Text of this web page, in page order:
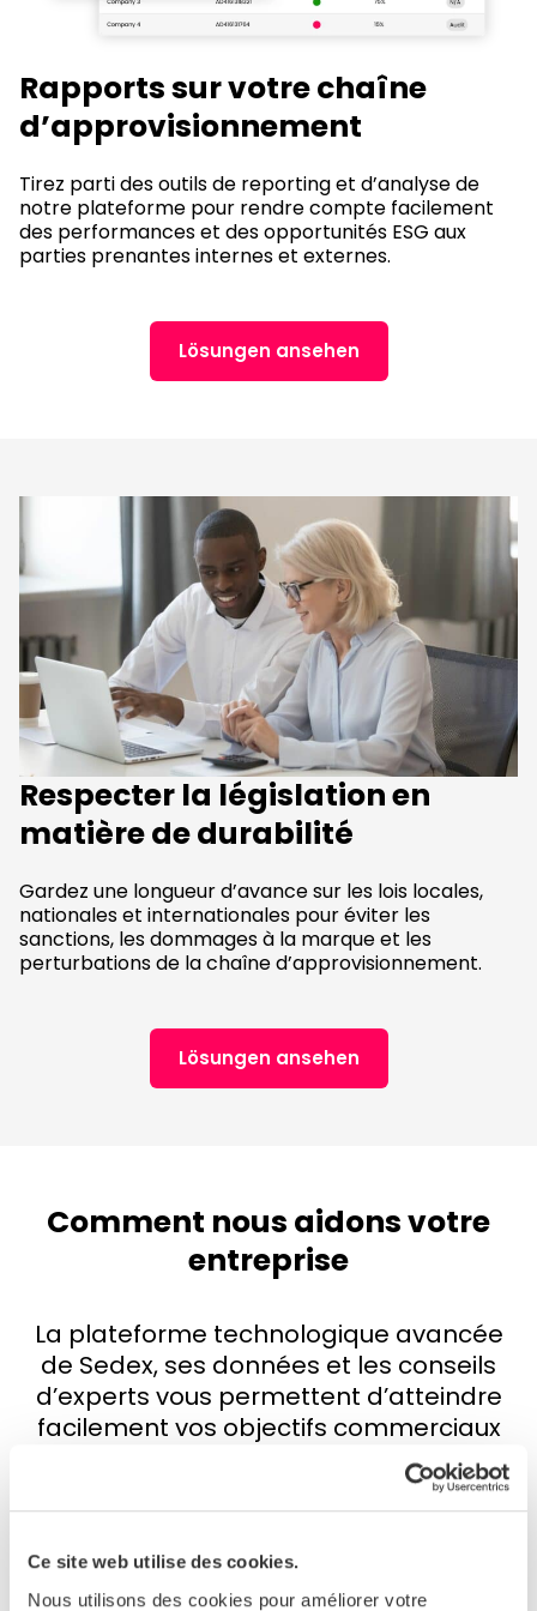
Ce site web utilise des cookies.
Nous utilisons des cookies pour améliorer votre
Rapports sur votre chaîne
d’approvisionnement
Tirez parti des outils de reporting et d’analyse de
notre plateforme pour rendre compte facilement
des performances et des opportunités ESG aux
parties prenantes internes et externes.
Lösungen ansehen
Respecter la législation en
matière de durabilité
Gardez une longueur d’avance sur les lois locales,
nationales et internationales pour éviter les
sanctions, les dommages à la marque et les
perturbations de la chaîne d’approvisionnement.
Lösungen ansehen
Comment nous aidons votre
entreprise
La plateforme technologique avancée
de Sedex, ses données et les conseils
d’experts vous permettent d’atteindre
facilement vos objectifs commerciaux
en matière de durabilité.
Plateforme Sedex
Cartographiez les fournisseurs de